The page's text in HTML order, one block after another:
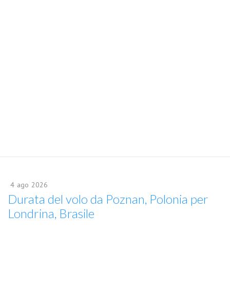
4 ago 2026
Durata del volo da Poznan, Polonia per
Londrina, Brasile